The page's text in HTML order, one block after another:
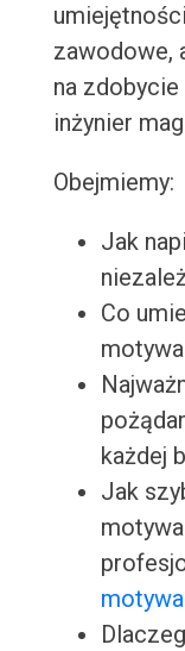
zawodowe,
na
inżynier
Obejmiemy:
Jak
Co
każdej
Jak